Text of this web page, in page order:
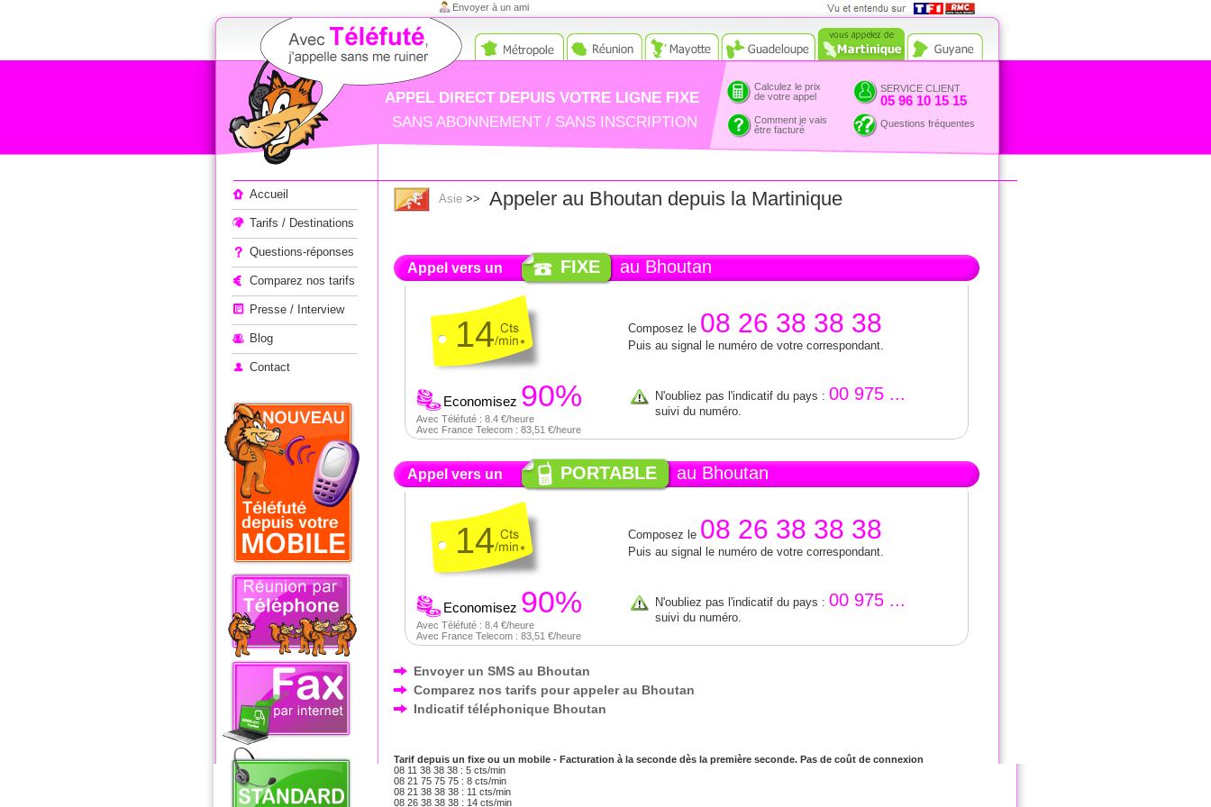
Appeler à l'étranger
Envoyer à un ami
RMC
APPEL DIRECT DEPUIS VOTRE LIGNE FIXE
SANS ABONNEMENT / SANS INSCRIPTION
Calculez le prix
de votre appel
SERVICE CLIENT
05 96 10 15 15
Comment je vais
être facturé
Questions fréquentes
Accueil
Tarifs / Destinations
Questions-réponses
Comparez nos tarifs
Presse / Interview
Blog
Contact
Asie >> Appeler au Bhoutan depuis la Martinique
Appel vers un FIXE au Bhoutan
14
Economisez 90%
Avec Téléfuté : 8.4 €/heure
Avec France Telecom : 83,51 €/heure
Composez le 08 26 38 38 38
Puis au signal le numéro de votre correspondant.
N'oubliez pas l'indicatif du pays : 00 975 ...
suivi du numéro.
Appel vers un PORTABLE au Bhoutan
14
Economisez 90%
Avec Téléfuté : 8.4 €/heure
Avec France Telecom : 83,51 €/heure
Composez le 08 26 38 38 38
Puis au signal le numéro de votre correspondant.
N'oubliez pas l'indicatif du pays : 00 975 ...
suivi du numéro.
Envoyer un SMS au Bhoutan
Comparez nos tarifs pour appeler au Bhoutan
Indicatif téléphonique Bhoutan
Tarif depuis un fixe ou un mobile - Facturation à la seconde dès la première seconde. Pas de coût de connexion
08 11 38 38 38 : 5 cts/min
08 21 75 75 75 : 8 cts/min
08 21 38 38 38 : 11 cts/min
08 26 38 38 38 : 14 cts/min